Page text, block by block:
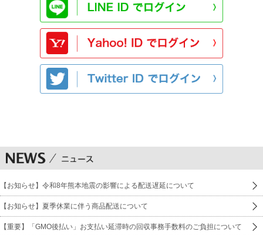
【お知らせ】令和8年熊本地震の影響による配送遅延について
【お知らせ】夏季休業に伴う商品配送について
【重要】「GMO後払い」お支払い延滞時の回収事務手数料のご負担について